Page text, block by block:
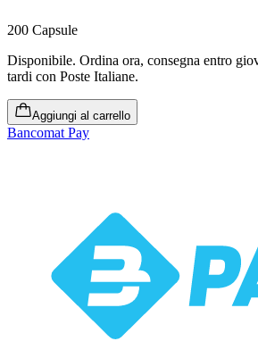
200 Capsule
Disponibile. Ordina ora, consegna entro
tardi con Poste Italiane.
Aggiungi al carrello
Bancomat Pay